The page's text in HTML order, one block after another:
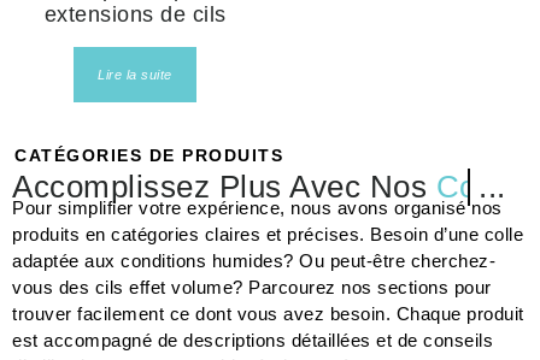
extensions de cils
Lire la suite
CATÉGORIES DE PRODUITS
Accomplissez Plus Avec Nos Colles
...
Pour simplifier votre expérience, nous avons organisé nos
produits en catégories claires et précises. Besoin d’une colle
adaptée aux conditions humides? Ou peut-être cherchez-
vous des cils effet volume? Parcourez nos sections pour
trouver facilement ce dont vous avez besoin. Chaque produit
est accompagné de descriptions détaillées et de conseils